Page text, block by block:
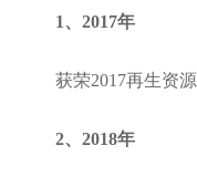
1、2017年
获荣2017再生资
2、2018年